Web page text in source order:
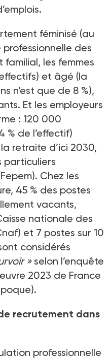
féminisé (au
professionnelle des
les femmes
et âgé (la
n’est que de 8 %),
Et les employeurs
: 120 000
% de l’effectif)
retraite d’ici 2030,
particuliers
Chez les
45 % des postes
vacants,
nationale des
et 7 postes sur 10
considérés
»selon l’enquête
2023 de France
recrutement dans
professionnelle